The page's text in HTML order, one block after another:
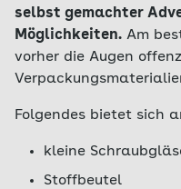
selbst gemachter
Möglichkeiten. Am
vorher die Augen
Folgendes bietet sich
kleine
Stoffbeutel